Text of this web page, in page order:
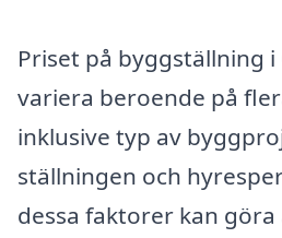
Priset på byggställning
variera beroende på
inklusive typ av
ställningen och
dessa faktorer kan